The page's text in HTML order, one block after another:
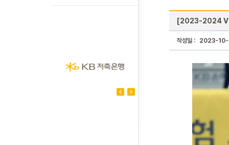
[2023-2024 V
작성일 : 2023-